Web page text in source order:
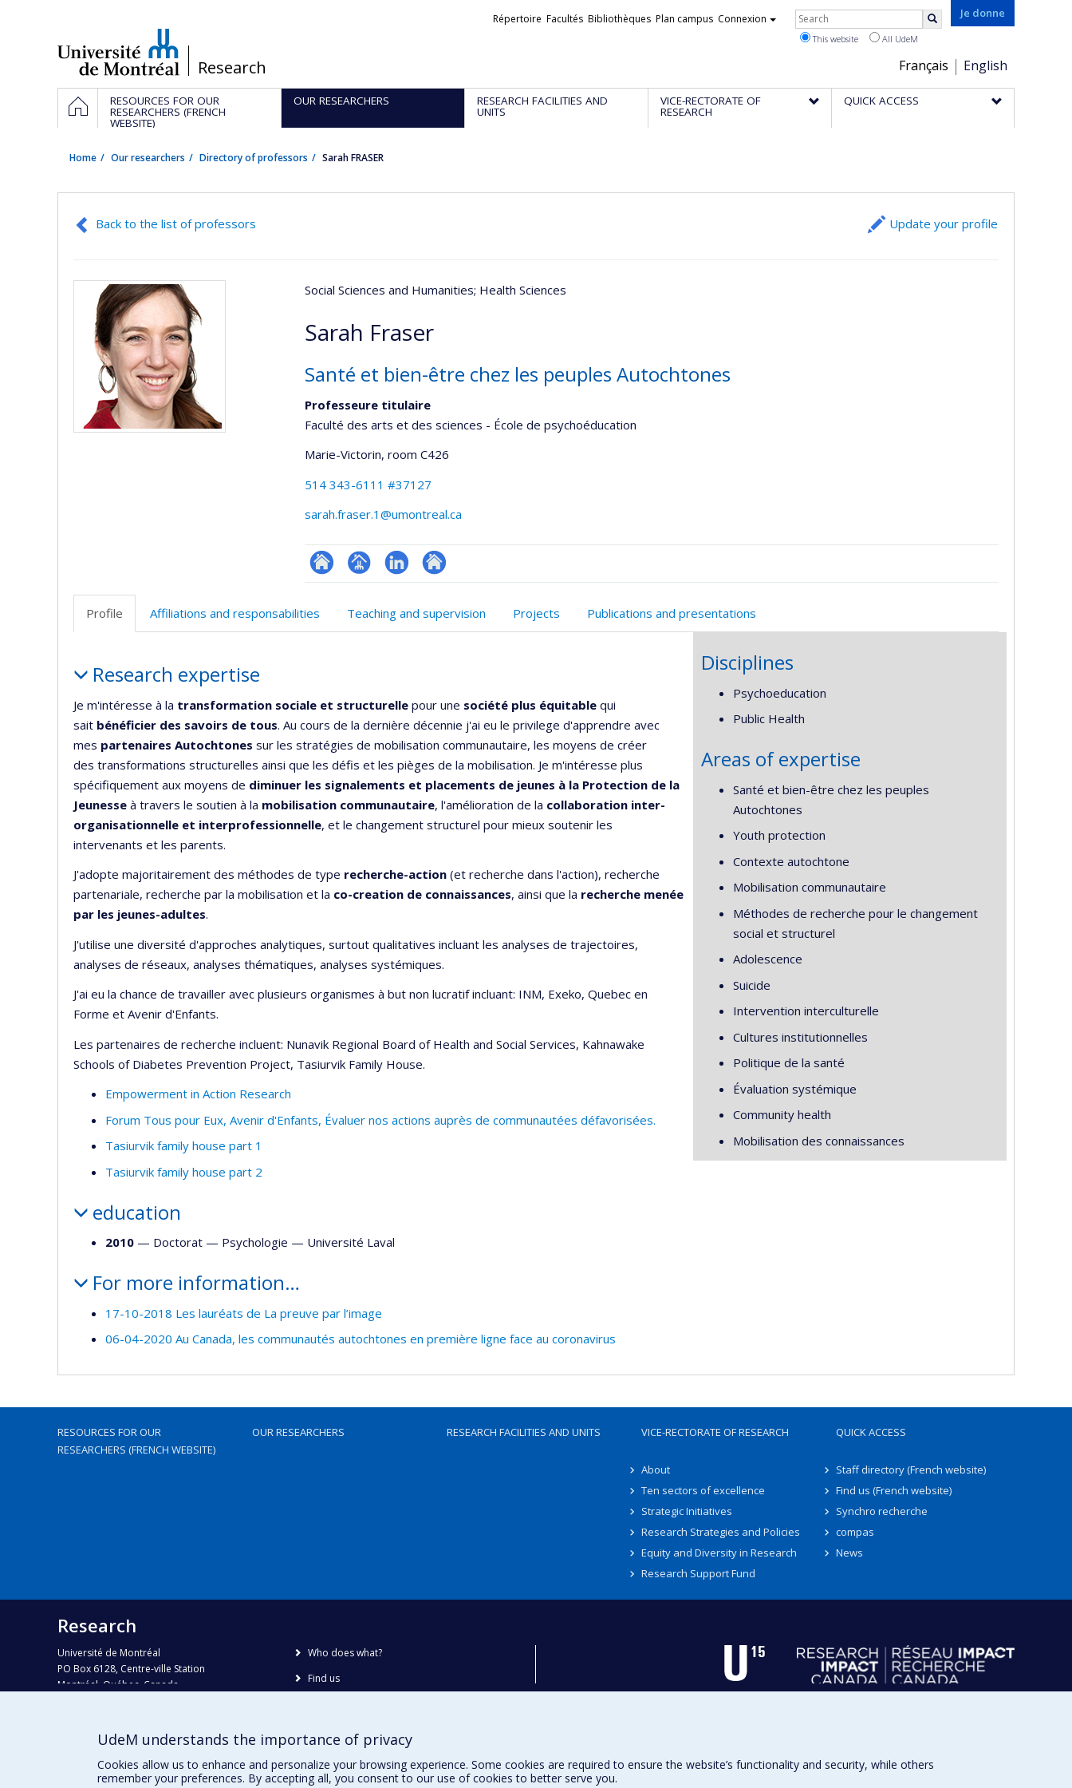
/Research
Je donne
Choix
de
la
Français English
Liens
Répertoire Facultés Bibliothèques Plan campus Connexion Rechercher
This website All UdeM
Navigation
principale
HOMERESOURCES FOR OUR
RESEARCHERS (FRENCH
WEBSITE)
OUR RESEARCHERS RESEARCH FACILITIES AND
UNITS
VICE-RECTORATE OF
RESEARCH
QUICK ACCESS
Home Our researchers Directory of professors Sarah FRASER
Back to the list of professors Update your profile
Social Sciences and Humanities; Health Sciences
Sarah Fraser
Santé et bien-être chez les peuples Autochtones
Professeure titulaire
Faculté des arts et des sciences - École de psychoéducation
Marie-Victorin, room C426
514 343-6111 #37127
sarah.fraser.1@umontreal.ca
ResearchGate
Page
(faculté,département,école)
LinkedInAutre
web
Profile Affiliations and responsabilities Teaching and supervision Projects Publications and presentations
Research expertise
Je m'intéresse à la transformation sociale et structurelle pour une société plus équitable qui
sait bénéficier des savoirs de tous. Au cours de la dernière décennie j'ai eu le privilege d'apprendre avec
mes partenaires Autochtones sur les stratégies de mobilisation communautaire, les moyens de créer
des transformations structurelles ainsi que les défis et les pièges de la mobilisation. Je m'intéresse plus
spécifiquement aux moyens de diminuer les signalements et placements de jeunes à la Protection de la
Jeunesse à travers le soutien à la mobilisation communautaire, l'amélioration de la collaboration inter-
organisationnelle et interprofessionnelle, et le changement structurel pour mieux soutenir les
intervenants et les parents.
J'adopte majoritairement des méthodes de type recherche-action (et recherche dans l'action), recherche
partenariale, recherche par la mobilisation et la co-creation de connaissances, ainsi que la recherche menée
par les jeunes-adultes.
J'utilise une diversité d'approches analytiques, surtout qualitatives incluant les analyses de trajectoires,
analyses de réseaux, analyses thématiques, analyses systémiques.
J'ai eu la chance de travailler avec plusieurs organismes à but non lucratif incluant: INM, Exeko, Quebec en
Forme et Avenir d'Enfants.
Les partenaires de recherche incluent: Nunavik Regional Board of Health and Social Services, Kahnawake
Schools of Diabetes Prevention Project, Tasiurvik Family House.
Empowerment in Action Research
Forum Tous pour Eux, Avenir d'Enfants, Évaluer nos actions auprès de communautées défavorisées.
Tasiurvik family house part 1
Tasiurvik family house part 2
education
2010 — Doctorat — Psychologie — Université Laval
For more information…
17-10-2018 Les lauréats de La preuve par l’image
06-04-2020 Au Canada, les communautés autochtones en première ligne face au coronavirus
Disciplines
Psychoeducation
Public Health
Areas of expertise
Santé et bien-être chez les peuples
Autochtones
Youth protection
Contexte autochtone
Mobilisation communautaire
Méthodes de recherche pour le changement
social et structurel
Adolescence
Suicide
Intervention interculturelle
Cultures institutionnelles
Politique de la santé
Évaluation systémique
Community health
Mobilisation des connaissances
RESOURCES FOR OUR
RESEARCHERS (FRENCH WEBSITE)
OUR RESEARCHERS RESEARCH FACILITIES AND UNITS VICE-RECTORATE OF RESEARCH
About
Ten sectors of excellence
Strategic Initiatives
Research Strategies and Policies
Equity and Diversity in Research
Research Support Fund
QUICK ACCESS
Staff directory (French website)
Find us (French website)
Synchro recherche
compas
News
Research
Université de Montréal
PO Box 6128, Centre-ville Station
Montréal, Québec, Canada
Phone : 514 343-6111, #38492
recherche@umontreal.ca
Who does what?
Find us
UdeM understands the importance of privacy
Cookies allow us to enhance and personalize your browsing experience. Some cookies are required to ensure the website’s functionality and security, while others
remember your preferences. By accepting all, you consent to our use of cookies to better serve you.